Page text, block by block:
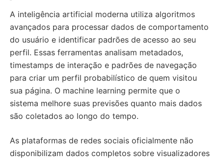
A inteligência artificial moderna utiliza algoritmos
avançados para processar dados de comportamento
do usuário e identificar padrões de acesso ao seu
perfil. Essas ferramentas analisam metadados,
timestamps de interação e padrões de navegação
para criar um perfil probabilístico de quem visitou
sua página. O machine learning permite que o
sistema melhore suas previsões quanto mais dados
são coletados ao longo do tempo.
As plataformas de redes sociais oficialmente não
disponibilizam dados completos sobre visualizadores